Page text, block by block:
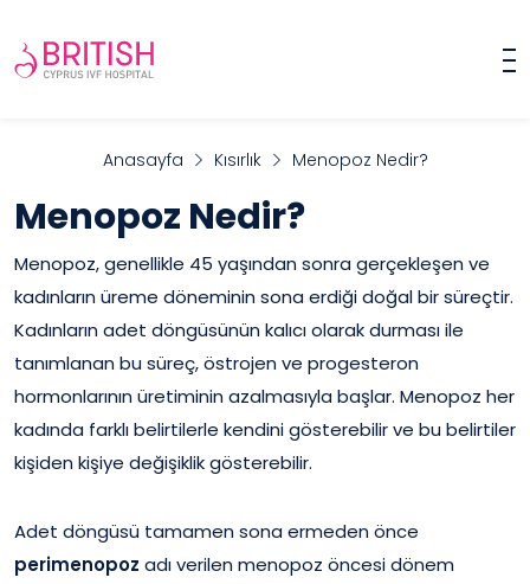
Anasayfa Kısırlık Menopoz Nedir?
Menopoz Nedir?
Menopoz, genellikle 45 yaşından sonra gerçekleşen ve
kadınların üreme döneminin sona erdiği doğal bir süreçtir.
Kadınların adet döngüsünün kalıcı olarak durması ile
tanımlanan bu süreç, östrojen ve progesteron
hormonlarının üretiminin azalmasıyla başlar. Menopoz her
kadında farklı belirtilerle kendini gösterebilir ve bu belirtiler
kişiden kişiye değişiklik gösterebilir.
Adet döngüsü tamamen sona ermeden önce
perimenopoz adı verilen menopoz öncesi dönem